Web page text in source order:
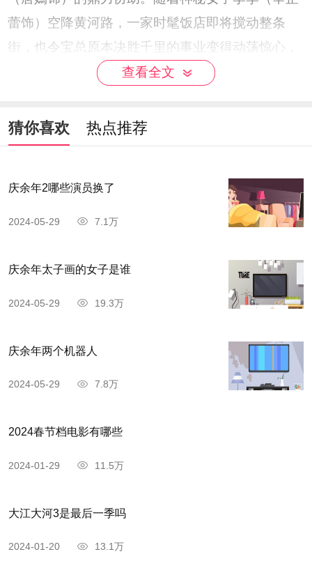
蕾饰）空降黄河路，一家时髦饭店即将搅动整条
街，也令宝总原本决胜千里的事业变得动荡惊心，
他与身边人的关系也经受着前所未有的考验。于此
一击。阿宝唯有向前，以赤子之心翻越高山，方可
奔赴繁花满眼。
结语：《繁花》中的阿宝没有跟谁在一起。
查看全文
猜你喜欢 热点推荐
庆余年2哪些演员换了
2024-05-29 7.1万
庆余年太子画的女子是谁
2024-05-29 19.3万
庆余年两个机器人
2024-05-29 7.8万
2024春节档电影有哪些
2024-01-29 11.5万
大江大河3是最后一季吗
2024-01-20 13.1万